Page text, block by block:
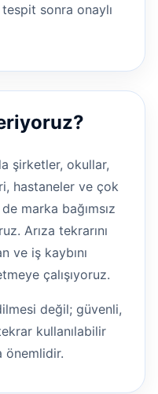
sonra onaylı
şirketler, okullar,
hastaneler ve çok
marka bağımsız
Arıza tekrarını
ve iş kaybını
çalışıyoruz.
değil; güvenli,
kullanılabilir
önemlidir.